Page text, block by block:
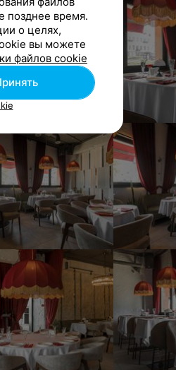
позднее время.
о целях,
вы можете
файлов cookie